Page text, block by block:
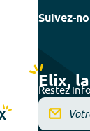
Suivez-
Elix,
Restez